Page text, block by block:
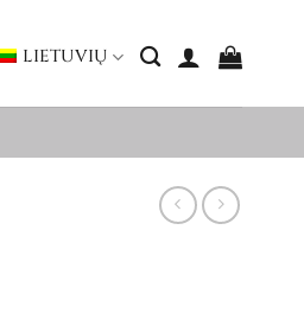
LIETUVIŲ